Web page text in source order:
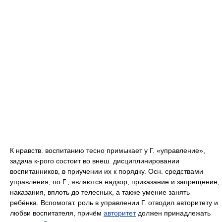
К нравств. воспитанию тесно примыкает у Г. «управление»,
задача к-рого состоит во внеш. дисциплинировании
воспитанников, в приучении их к порядку. Осн. средствами
управления, по Г., являются надзор, приказание и запрещение,
наказания, вплоть до телесных, а также умение занять
ребёнка. Вспомогат. роль в управлении Г. отводил авторитету и
любви воспитателя, причём авторитетдолжен принадлежать